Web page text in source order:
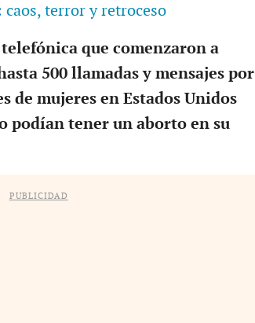
terror y retroceso
que comenzaron a
500 llamadas y mensajes por
de mujeres en Estados Unidos
podían tener un aborto en su
PUBLICIDAD